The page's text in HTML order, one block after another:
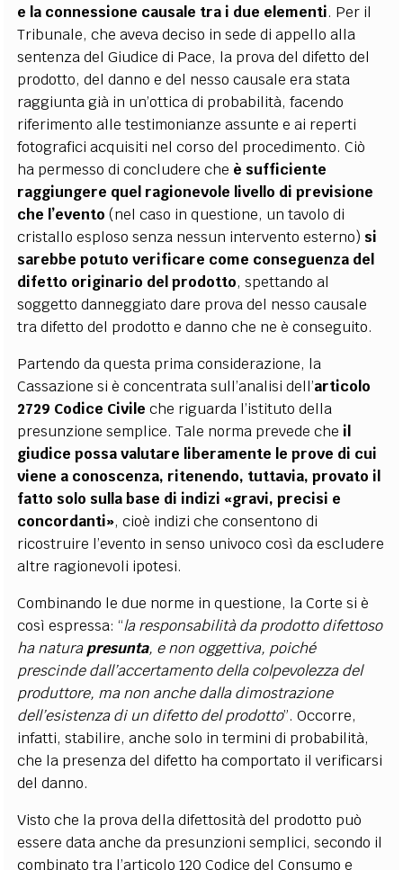
e la connessione causale tra i due elementi. Per il
Tribunale, che aveva deciso in sede di appello alla
sentenza del Giudice di Pace, la prova del difetto del
prodotto, del danno e del nesso causale era stata
raggiunta già in un’ottica di probabilità, facendo
riferimento alle testimonianze assunte e ai reperti
fotografici acquisiti nel corso del procedimento. Ciò
ha permesso di concludere che è sufficiente
raggiungere quel ragionevole livello di previsione
che l’evento (nel caso in questione, un tavolo di
cristallo esploso senza nessun intervento esterno) si
sarebbe potuto verificare come conseguenza del
difetto originario del prodotto, spettando al
soggetto danneggiato dare prova del nesso causale
tra difetto del prodotto e danno che ne è conseguito.
Partendo da questa prima considerazione, la
Cassazione si è concentrata sull’analisi dell’articolo
2729 Codice Civile che riguarda l’istituto della
presunzione semplice. Tale norma prevede che il
giudice possa valutare liberamente le prove di cui
viene a conoscenza, ritenendo, tuttavia, provato il
fatto solo sulla base di indizi «gravi, precisi e
concordanti», cioè indizi che consentono di
ricostruire l’evento in senso univoco così da escludere
altre ragionevoli ipotesi.
Combinando le due norme in questione, la Corte si è
così espressa: “la responsabilità da prodotto difettoso
ha naturapresunta, e non oggettiva, poiché
prescinde dall’accertamento della colpevolezza del
produttore, ma non anche dalla dimostrazione
dell’esistenza di un difetto del prodotto”. Occorre,
infatti, stabilire, anche solo in termini di probabilità,
che la presenza del difetto ha comportato il verificarsi
del danno.
Visto che la prova della difettosità del prodotto può
essere data anche da presunzioni semplici, secondo il
combinato tra l’articolo 120 Codice del Consumo e